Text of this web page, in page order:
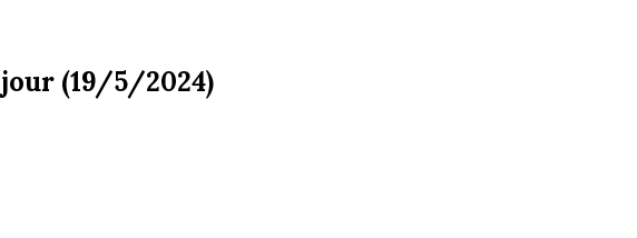
(19/5/2024)